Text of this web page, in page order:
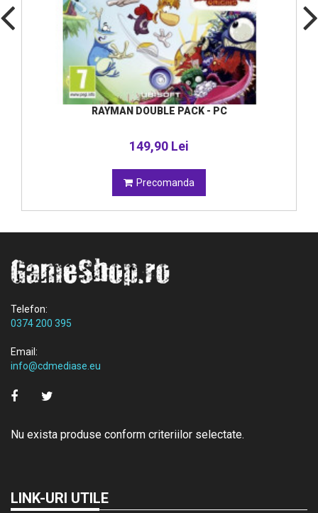
RAYMAN DOUBLE PACK - PC
149,90 Lei
Precomanda
Telefon:
0374 200 395
Email:
info@cdmediase.eu
Nu exista produse conform criteriilor selectate.
LINK-URI UTILE